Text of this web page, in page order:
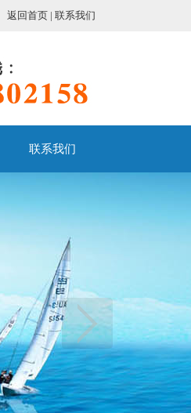
返回首页 | 联系我们
联系我们